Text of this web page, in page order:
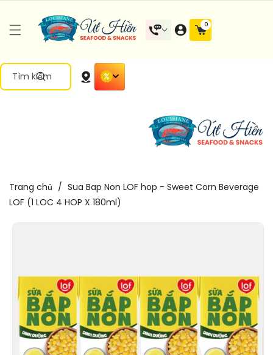
Dung
Tìm kiếm
0
0 mặt
hàng
Trang chủ / Sua Bap Non LOF hop - Sweet Corn Beverage
LOF (1 LOC 4 HOP X 180ml)
Chuyển